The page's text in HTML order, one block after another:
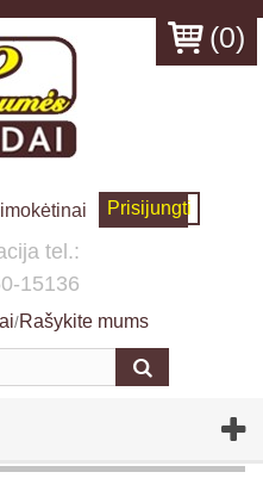
Prisijungti
tel.:
15136
/Rašykite mums
(0)